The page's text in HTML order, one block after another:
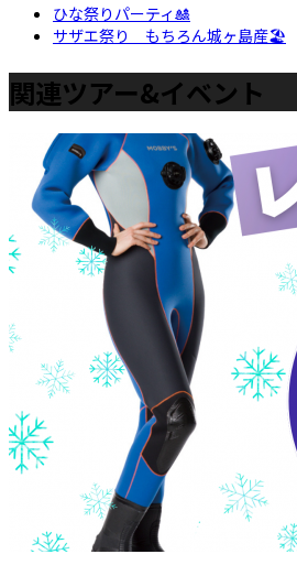
ひな祭りパーティ🎎
サザエ祭り もちろん城ヶ島産🏖
関連ツアー&イベント